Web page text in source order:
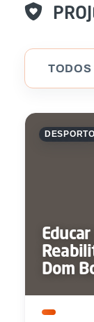
TODOS
DESPORTO
Dom